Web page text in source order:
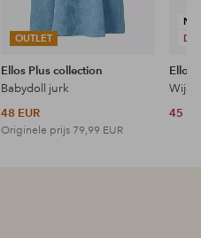
OUTLET
Ellos Plus collection
Babydoll jurk
48 EUR
Originele prijs 79,99 EUR
Ellos
45